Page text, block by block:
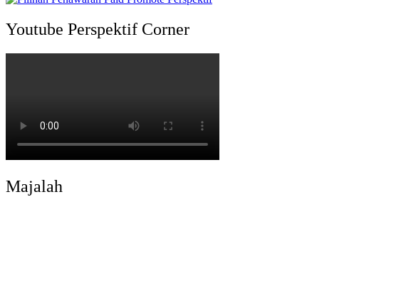
Youtube Perspektif Corner
Majalah